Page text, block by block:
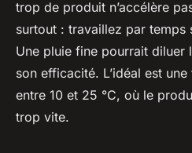
trop de produit n’accélère
surtout : travaillez par temps
Une pluie fine pourrait diluer
son efficacité. L’idéal est
entre 10 et 25 °C, où le
trop vite.